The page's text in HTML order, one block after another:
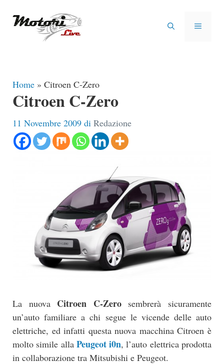
MENU
Home » Citroen C-Zero
Citroen C-Zero
11 Novembre 2009 di Redazione
La nuova Citroen C-Zerosembrerà sicuramente
un’auto familiare a chi segue le vicende delle auto
elettriche, ed infatti questa nuova macchina Citroen è
molto simile alla Peugeot i0n, l’auto elettrica prodotta
in collaborazione tra Mitsubishi e Peugeot.